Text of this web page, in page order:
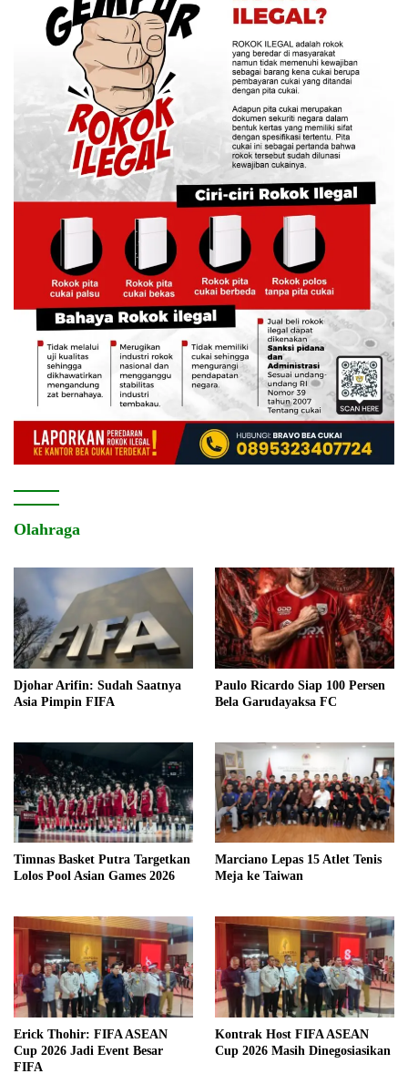
Olahraga
Djohar Arifin: Sudah Saatnya
Asia Pimpin FIFA
Paulo Ricardo Siap 100 Persen
Bela Garudayaksa FC
Timnas Basket Putra Targetkan
Lolos Pool Asian Games 2026
Marciano Lepas 15 Atlet Tenis
Meja ke Taiwan
Erick Thohir: FIFA ASEAN
Cup 2026 Jadi Event Besar
FIFA
Kontrak Host FIFA ASEAN
Cup 2026 Masih Dinegosiasikan